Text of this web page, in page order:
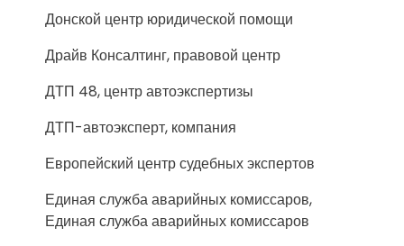
Донской центр юридической помощи
Драйв Консалтинг, правовой центр
ДТП 48, центр автоэкспертизы
ДТП-автоэксперт, компания
Европейский центр судебных экспертов
Единая служба аварийных комиссаров,
Единая служба аварийных комиссаров